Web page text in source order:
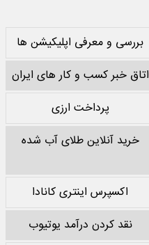
بررسی و معرفی اپلیکیشن ها
اتاق خبر کسب و کار های ایران
پرداخت ارزی
خرید آنلاین طلای آب شده
اکسپرس اینتری کانادا
نقد کردن درآمد یوتیوب